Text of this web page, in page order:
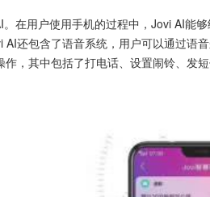
在用户使用手机的过程中，Jovi AI能
还包含了语音系统，用户可以通过语
，其中包括了打电话、设置闹铃、发短